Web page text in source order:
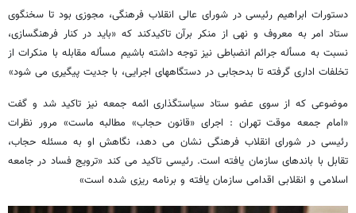
دستورات ابراهیم رئیسی در شورای عالی انقلاب فرهنگی، مجوزی بود تا سخنگوی
ستاد امر به معروف و نهی از منکر برآن تاکیدکند که «باید در کنار فرهنگسازی،
نسبت به مسأله جرائم انضباطی نیز توجه داشته باشیم مسأله مقابله با منکرات از
تخلفات اداری گرفته تا بدحجابی در دستگاههای اجرایی، با جدیت پیگیری می شود»
موضوعی که از سوی عضو ستاد سیاستگذاری ائمه جمعه نیز تاکید شد و گفت
«امام جمعه موقت تهران : اجرای «قانون حجاب» مطالبه ماست» مرور نظرات
رئیسی در شورای انقلاب فرهنگی نشان می دهد، نگاهش او به مسئله حجاب،
تقابل با باندهای سازمان یافته است. رئیسی تاکید می کند «ترویج فساد در جامعه
اسلامی و انقلابی اقدامی سازمان یافته و برنامه ریزی شده است»